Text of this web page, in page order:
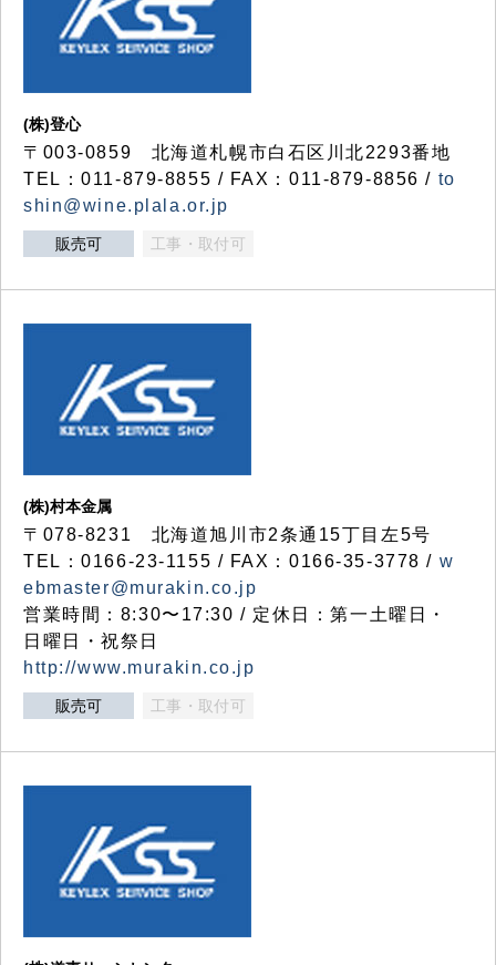
(株)登心
〒003-0859 北海道札幌市白石区川北2293番地
TEL：011-879-8855 / FAX：011-879-8856 / to
shin@wine.plala.or.jp
販売可 工事・取付可
(株)村本金属
〒078-8231 北海道旭川市2条通15丁目左5号
TEL：0166-23-1155 / FAX：0166-35-3778 / w
ebmaster@murakin.co.jp
営業時間：8:30〜17:30 / 定休日：第一土曜日・
日曜日・祝祭日
http://www.murakin.co.jp
販売可 工事・取付可